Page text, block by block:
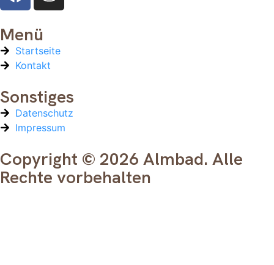
Menü
Startseite
Kontakt
Sonstiges
Datenschutz
Impressum
Copyright © 2026 Almbad. Alle
Rechte vorbehalten